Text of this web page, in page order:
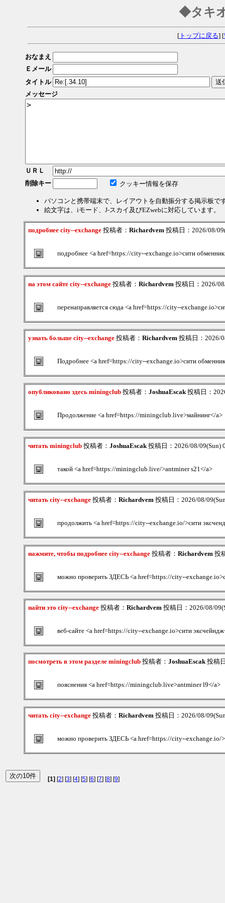
◆タキ
[トップに戻る] [
おなまえ
Ｅメール
タイトル
メッセージ
ＵＲＬ
削除キー
クッキー情報を保存
パソコンと携帯端末で、レイアウトを自動振分する掲示板で
絵文字は、iモード、J-スカイ及びEZwebに対応しています。
подробнее city--exchange 投稿者： Richardvem 投稿日：2026/08/
подробнее <a href=https://city--exchange.io>сити
на этом сайте city--exchange 投稿者： Richardvem 投稿日：2026/
перенаправляется сюда <a href=https://city--
узнать больше city--exchange 投稿者： Richardvem 投稿日：2026/
Подробнее <a href=https://city--exchange.io>сити
опубликовано здесь miningclub 投稿者： JoshuaEscak投稿日：
Продолжение <a href=https://miningclub.live>майнинг</a>
читать miningclub 投稿者： JoshuaEscak投稿日：2026/08/09(Sun)
такой <a href=https://miningclub.live/>antminer s21</a>
читать city--exchange 投稿者： Richardvem 投稿日：2026/08/
продолжить <a href=https://city--exchange.io/>сити
нажмите, чтобы подробнее city--exchange 投稿者： Richardvem 投
можно проверить ЗДЕСЬ <a href=https://city--
найти это city--exchange 投稿者： Richardvem 投稿日：2026/08/
веб-сайте <a href=https://city--exchange.io>сити
посмотреть в этом разделе miningclub 投稿者： JoshuaEscak投稿
пояснения <a href=https://miningclub.live>antminer l9</a>
читать city--exchange 投稿者： Richardvem 投稿日：2026/08/
можно проверить ЗДЕСЬ <a href=https://city--exchange.io/
[1] [2] [3] [4] [5] [6] [7] [8] [9]